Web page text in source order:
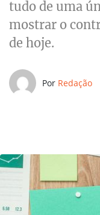
tudo de uma
mostrar o
de hoje.
Por Redação